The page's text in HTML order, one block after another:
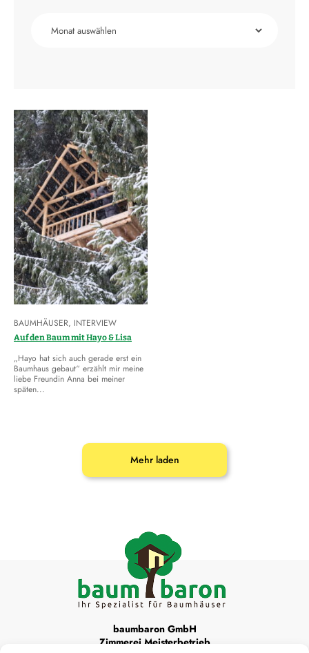
Archiv
Auf den Baum mit Hayo & Lisa
BAUMHÄUSER, INTERVIEW
„Hayo hat sich auch gerade erst ein
Baumhaus gebaut“ erzählt mir meine
liebe Freundin Anna bei meiner
späten...
Mehr laden
baumbaron GmbH
Zimmerei Meisterbetrieb